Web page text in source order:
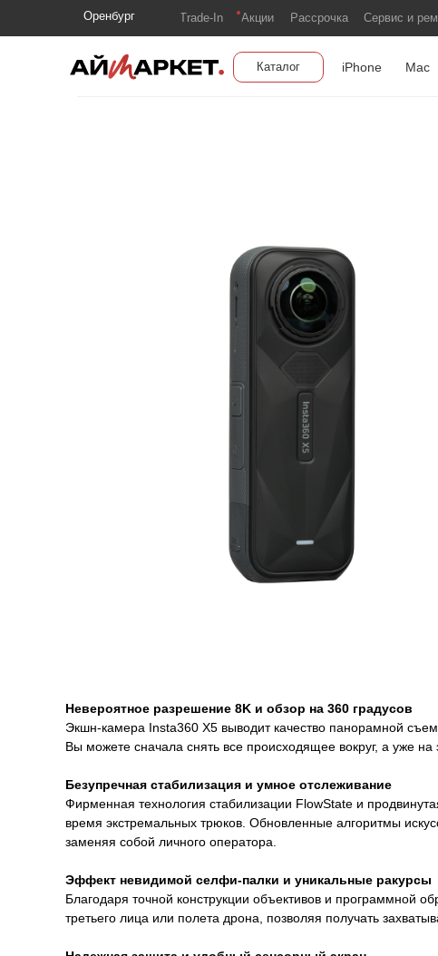
Оренбург Сервис и
Рассрочка
Trade-In Акции
Каталог Mac
iPhone
Невероятное разрешение 8K и обзор на 360 градусов
Экшн-камера Insta360 X5 выводит качество панорамной
Вы можете сначала снять все происходящее вокруг, а уже
Безупречная стабилизация и умное отслеживание
Фирменная технология стабилизации FlowState и
время экстремальных трюков. Обновленные алгоритмы
заменяя собой личного оператора.
Эффект невидимой селфи-палки и уникальные ракурсы
Благодаря точной конструкции объективов и программной
третьего лица или полета дрона, позволяя получать